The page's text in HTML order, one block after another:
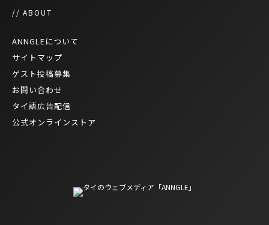
// ABOUT
ANNGLEについて
サイトマップ
ゲスト投稿募集
お問い合わせ
タイ語広告配信
公式オンラインストア